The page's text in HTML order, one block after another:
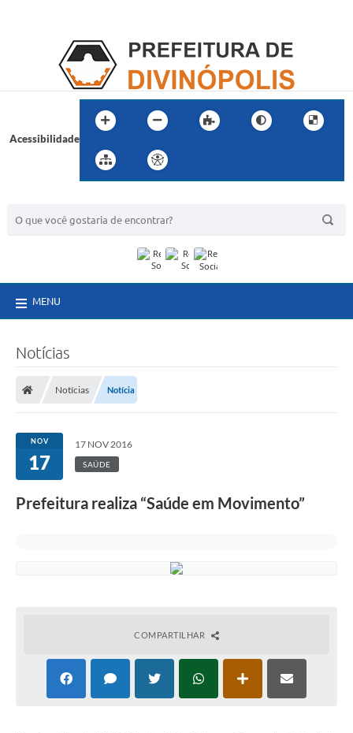
Acessibilidade
MENU
Notícias
Notícias Notícia
NOV
17
17 NOV 2016
SAÚDE
Prefeitura realiza “Saúde em Movimento”
COMPARTILHAR